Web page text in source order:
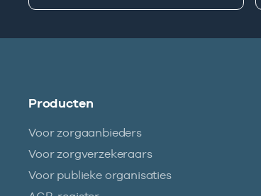
Producten
Voor zorgaanbieders
Voor zorgverzekeraars
Voor publieke organisaties